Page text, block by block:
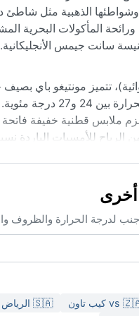
وشواطئها الذهبية مثل
المأكولات البحرية
سانت جيمس الأنجليكانية.
منعشة، وشتاء معتدل
ملابس قطنية خفيفة
للأمسيات الباردة
إلى أبريل، حيث السماء
لا تزال مقبولة
لدرجة الحرارة والظروف
🇸🇦 الرياض vs 🇺🇸 Los Angeles